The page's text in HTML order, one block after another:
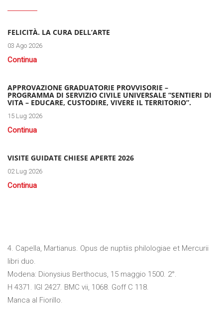
FELICITÀ. LA CURA DELL’ARTE
03 Ago 2026
Continua
APPROVAZIONE GRADUATORIE PROVVISORIE –
PROGRAMMA DI SERVIZIO CIVILE UNIVERSALE “SENTIERI DI
VITA – EDUCARE, CUSTODIRE, VIVERE IL TERRITORIO”.
15 Lug 2026
Continua
VISITE GUIDATE CHIESE APERTE 2026
02 Lug 2026
Continua
4. Capella, Martianus. Opus de nuptiis philologiae et Mercurii
libri duo.
Modena: Dionysius Berthocus, 15 maggio 1500. 2°.
H 4371. IGI 2427. BMC vii, 1068. Goff C 118.
Manca al Fiorillo.